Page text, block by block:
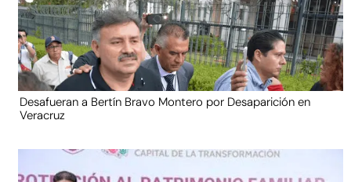
Desafueran a Bertín Bravo Montero por Desaparición en
Veracruz